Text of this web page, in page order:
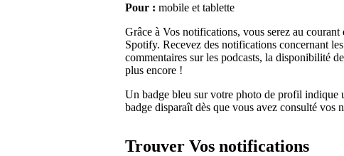
Pour : mobile et tablette
Grâce à Vos notifications, vous serez au
Spotify. Recevez des notifications concernant
commentaires sur les podcasts, la disponibilité
plus encore !
Un badge bleu sur votre photo de profil
badge disparaît dès que vous avez consulté vos
Trouver Vos notifications